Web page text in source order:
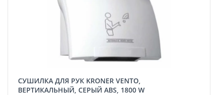
СУШИЛКА ДЛЯ РУК KRONER VENTO,
ВЕРТИКАЛЬНЫЙ, СЕРЫЙ ABS, 1800 W